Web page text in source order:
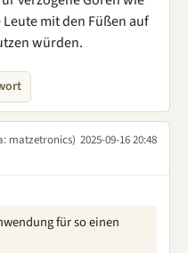
mit den Füßen auf
würden.
matzetronics) 2025-09-16 20:48
für so einen